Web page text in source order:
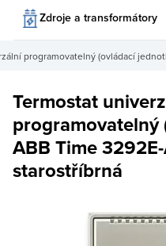
Zdroje a transformátory
programovatelný (ovládací
Termostat
ABB Time
starostříbrná